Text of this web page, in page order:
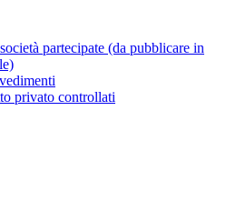
partecipate (da pubblicare in
privato controllati